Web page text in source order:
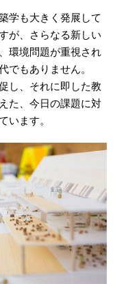
学も大きく発展して
が、さらなる新しい
環境問題が重視され
でもありません。
し、それに即した教
た、今日の課題に対
います。